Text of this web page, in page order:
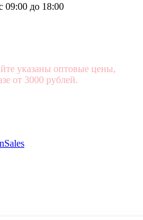
09:00 до 18:00
указаны оптовые цены,
от 3000 рублей.